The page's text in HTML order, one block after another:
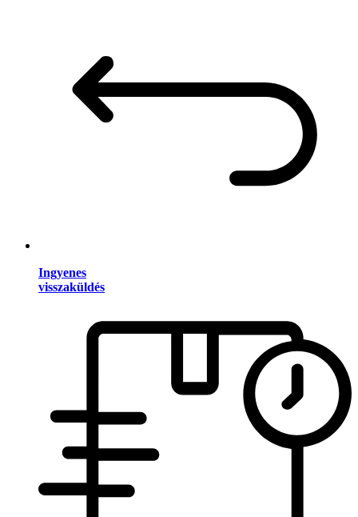
Ingyenes
visszaküldés